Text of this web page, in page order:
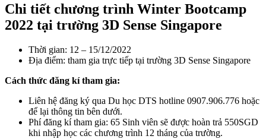
Chi tiết chương trình Winter Bootcamp
2022 tại trường 3D Sense Singapore
Thời gian: 12 – 15/12/2022
Địa điểm: tham gia trực tiếp tại trường 3D Sense Singapore
Cách thức đăng kí tham gia:
Liên hệ đăng ký qua Du học DTS hotline 0907.906.776 hoặc
để lại thông tin bên dưới.
Phí đăng kí tham gia: 65 Sinh viên sẽ được hoàn trả 550SGD
khi nhập học các chương trình 12 tháng của trường.